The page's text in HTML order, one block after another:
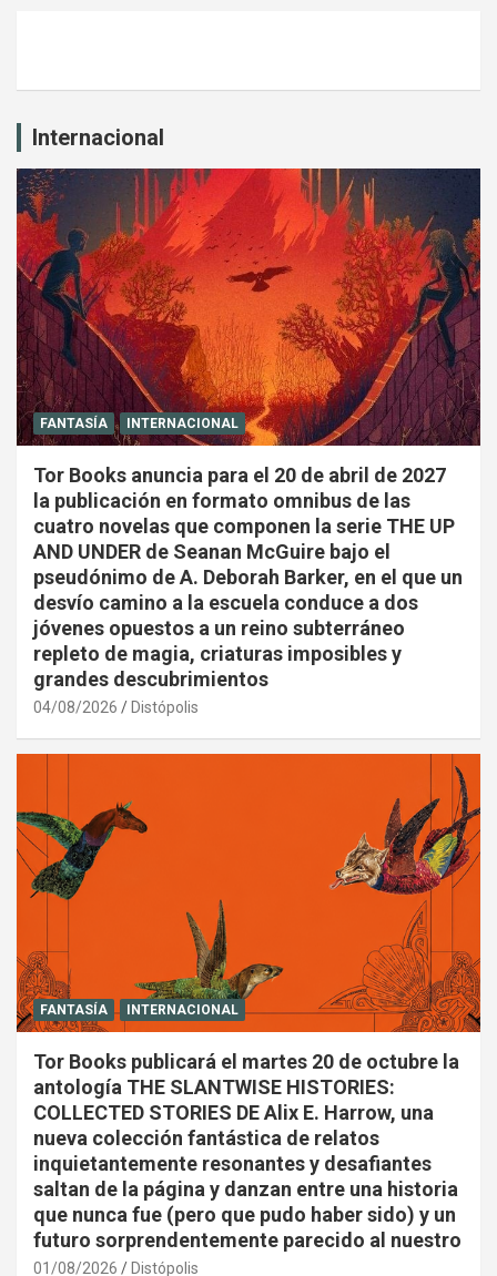
Internacional
FANTASÍA INTERNACIONAL
Tor Books anuncia para el 20 de abril de 2027
la publicación en formato omnibus de las
cuatro novelas que componen la serie THE UP
AND UNDER de Seanan McGuire bajo el
pseudónimo de A. Deborah Barker, en el que un
desvío camino a la escuela conduce a dos
jóvenes opuestos a un reino subterráneo
repleto de magia, criaturas imposibles y
grandes descubrimientos
04/08/2026 Distópolis
FANTASÍA INTERNACIONAL
Tor Books publicará el martes 20 de octubre la
antología THE SLANTWISE HISTORIES:
COLLECTED STORIES DE Alix E. Harrow, una
nueva colección fantástica de relatos
inquietantemente resonantes y desafiantes
saltan de la página y danzan entre una historia
que nunca fue (pero que pudo haber sido) y un
futuro sorprendentemente parecido al nuestro
01/08/2026 Distópolis